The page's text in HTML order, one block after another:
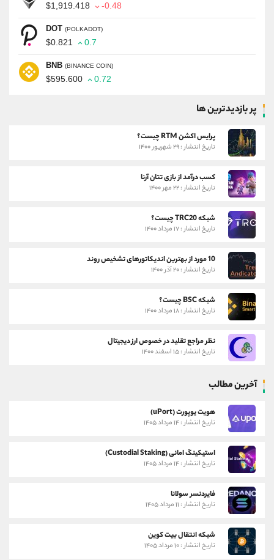
$1,919.418 -0.48
DOT (POLKADOT)
$0.821 0.7
BNB (BINANCE COIN)
$595.600 0.72
پر بازدیدترین ها
پرایس اکشن RTM چیست؟
تاریخ انتشار : ۲۹ شهریور ۱۴۰۰
کسب درآمد از بازی تتان آرنا
تاریخ انتشار : ۲۲ مهر ۱۴۰۰
شبکه TRC20 چیست؟
تاریخ انتشار : ۱۷ مرداد ۱۴۰۰
10 مورد از بهترین اندیکاتورهای تشخیص روند
تاریخ انتشار : ۲۰ آذر ۱۴۰۰
شبکه BSC چیست؟
تاریخ انتشار : ۱۸ مرداد ۱۴۰۰
نظر مراجع تقلید در خصوص ارز دیجیتال
تاریخ انتشار : ۱۵ اسفند ۱۴۰۰
آخرین مطالب
هویت یوپورت (uPort)
تاریخ انتشار : ۱۴ مرداد ۱۴۰۵
استیکینگ امانی (Custodial Staking)
تاریخ انتشار : ۱۴ مرداد ۱۴۰۵
فایردنسر سولانا
تاریخ انتشار : ۱۱ مرداد ۱۴۰۵
شبکه انتقال بیت کوین
تاریخ انتشار : ۱۰ مرداد ۱۴۰۵